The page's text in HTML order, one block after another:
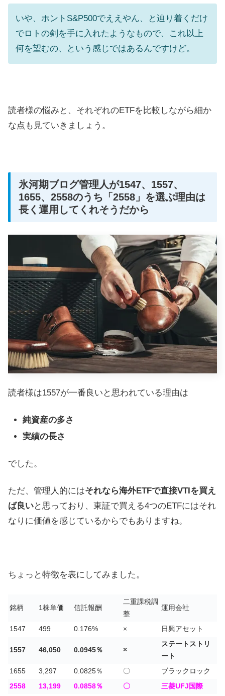
いや、ホントS&P500でええやん、と辿り着くだけ
でロトの剣を手に入れたようなもので、これ以上
何を望むの、という感じではあるんですけど。
読者様の悩みと、それぞれのETFを比較しながら細か
な点も見ていきましょう。
氷河期ブログ管理人が1547、1557、
1655、2558のうち「2558」を選ぶ理由は
長く運用してくれそうだから
読者様は1557が一番良いと思われている理由は
純資産の多さ
実績の長さ
でした。
ただ、管理人的にはそれなら海外ETFで直接VTIを買え
ば良いと思っており、東証で買える4つのETFにはそれ
なりに価値を感じているからでもありますね。
ちょっと特徴を表にしてみました。
銘柄 1株単価 信託報酬
二重課税調
整
運用会社
1547 499 0.176% × 日興アセット
1557 46,050 0.0945％ ×
ステートストリ
ート
1655
3,297 0.0825％ 〇
ブラックロック
2558
13,199 0.0858％ 〇 三菱UFJ国際